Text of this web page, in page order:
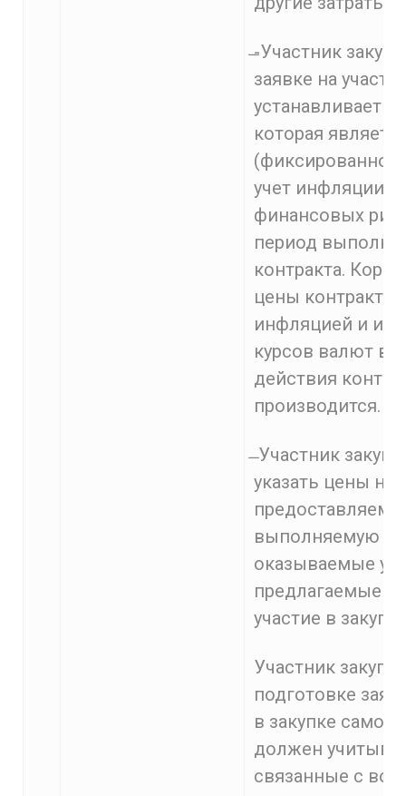
̶-Участник
заявке на
устанавливает
которая
учет инфляции
финансовых
период
контракта.
цены контракта
инфляцией и
курсов валют в
действия
производится.
Участник
указать цены на
выполняемую
оказываемые
предлагаемые в
участие в
Участник
подготовке
в закупке
должен
связанные с